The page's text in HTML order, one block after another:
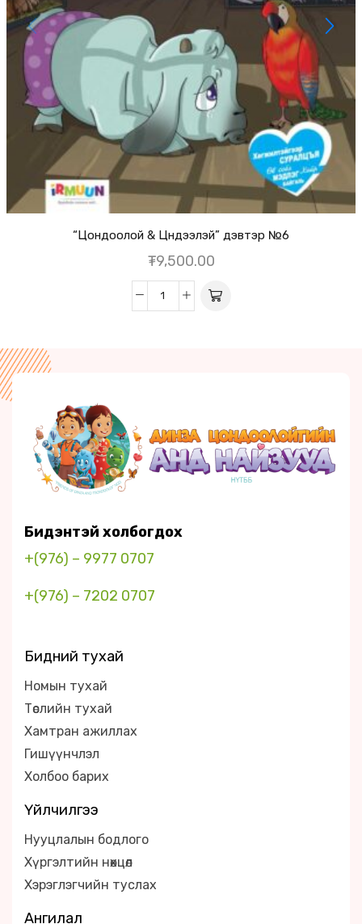
“Цондоолой & Цүндээлэй” дэвтэр №6
₮9,500.00
Бидэнтэй холбогдох
+(976) – 9977 0707
+(976) – 7202 0707
Бидний тухай
Номын тухай
Төслийн тухай
Хамтран ажиллах
Гишүүнчлэл
Холбоо барих
Үйлчилгээ
Нууцлалын бодлого
Хүргэлтийн нөхцөл
Хэрэглэгчийн туслах
Ангилал